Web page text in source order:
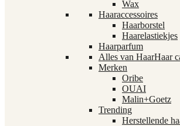
Wax
Haaraccessoires
Haarborstel
Haarelastiekjes
Haarparfum
Alles van HaarHaar
Merken
Oribe
OUAI
Malin+Goetz
Trending
Herstellende